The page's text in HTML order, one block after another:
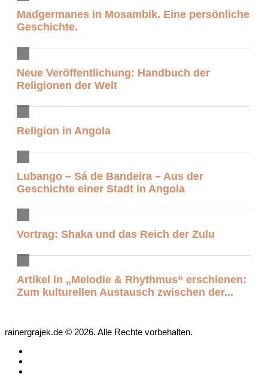
Madgermanes in Mosambik. Eine persönliche
Geschichte.
Neue Veröffentlichung: Handbuch der
Religionen der Welt
Religion in Angola
Lubango – Sá de Bandeira – Aus der
Geschichte einer Stadt in Angola
Vortrag: Shaka und das Reich der Zulu
Artikel in „Melodie & Rhythmus“ erschienen:
Zum kulturellen Austausch zwischen der...
rainergrajek.de © 2026. Alle Rechte vorbehalten.